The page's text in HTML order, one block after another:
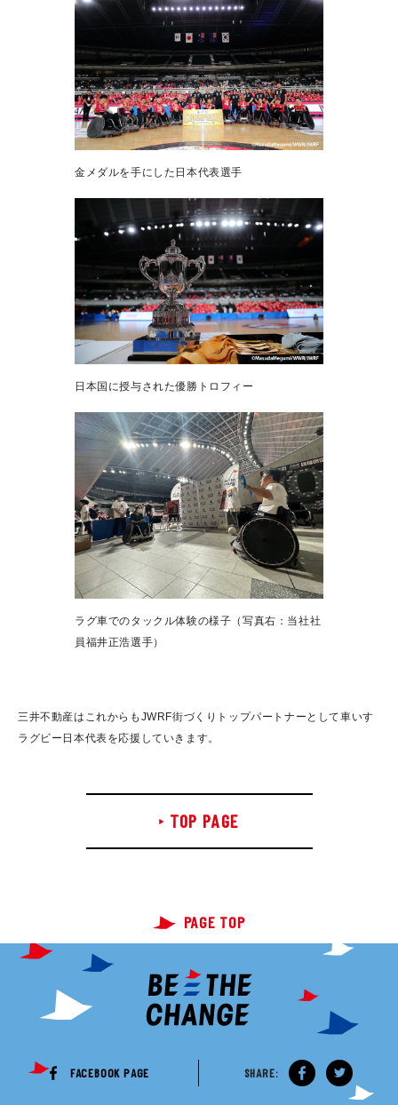
金メダルを手にした日本代表選手
日本国に授与された優勝トロフィー
ラグ車でのタックル体験の様子（写真右：当社社
員福井正浩選手）
三井不動産はこれからもJWRF街づくりトップパートナーとして車いす
ラグビー日本代表を応援していきます。
TOP PAGE
PAGE TOP
FACEBOOK PAGE SHARE: